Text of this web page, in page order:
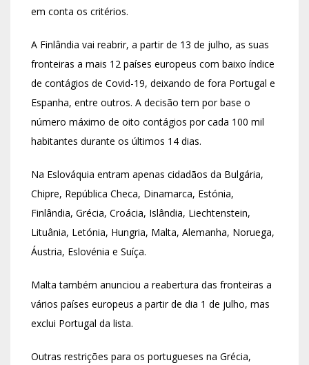
em conta os critérios.
A Finlândia vai reabrir, a partir de 13 de julho, as suas
fronteiras a mais 12 países europeus com baixo índice
de contágios de Covid-19, deixando de fora Portugal e
Espanha, entre outros. A decisão tem por base o
número máximo de oito contágios por cada 100 mil
habitantes durante os últimos 14 dias.
Na Eslováquia entram apenas cidadãos da Bulgária,
Chipre, República Checa, Dinamarca, Estónia,
Finlândia, Grécia, Croácia, Islândia, Liechtenstein,
Lituânia, Letónia, Hungria, Malta, Alemanha, Noruega,
Áustria, Eslovénia e Suíça.
Malta também anunciou a reabertura das fronteiras a
vários países europeus a partir de dia 1 de julho, mas
exclui Portugal da lista.
Outras restrições para os portugueses na Grécia,